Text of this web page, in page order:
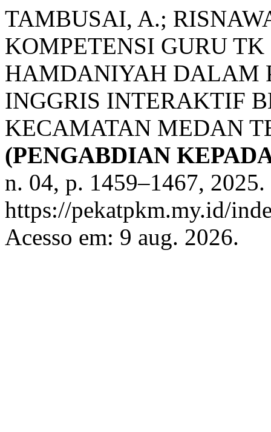
TAMBUSAI, A.;
KOMPETENSI GURU
HAMDANIYAH DALAM
INGGRIS INTERAKTIF
KECAMATAN MEDAN
(PENGABDIAN
n. 04, p. 1459–1467,
https://pekatpkm.my.id/
Acesso em: 9 aug. 2026.